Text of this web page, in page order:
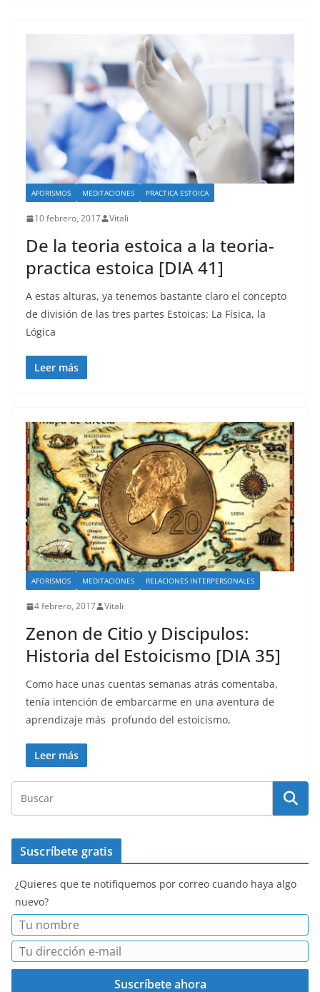
AFORISMOS MEDITACIONES PRACTICA ESTOICA
10 febrero, 2017 Vitali
De la teoria estoica a la teoria-
practica estoica [DIA 41]
A estas alturas, ya tenemos bastante claro el concepto
de división de las tres partes Estoicas: La Física, la
Lógica
Leer más
AFORISMOS MEDITACIONES RELACIONES INTERPERSONALES
4 febrero, 2017 Vitali
Zenon de Citio y Discipulos:
Historia del Estoicismo [DIA 35]
Como hace unas cuentas semanas atrás comentaba,
tenía intención de embarcarme en una aventura de
aprendizaje más profundo del estoicismo,
Leer más
Suscríbete gratis
¿Quieres que te notifiquemos por correo cuando haya algo
nuevo?